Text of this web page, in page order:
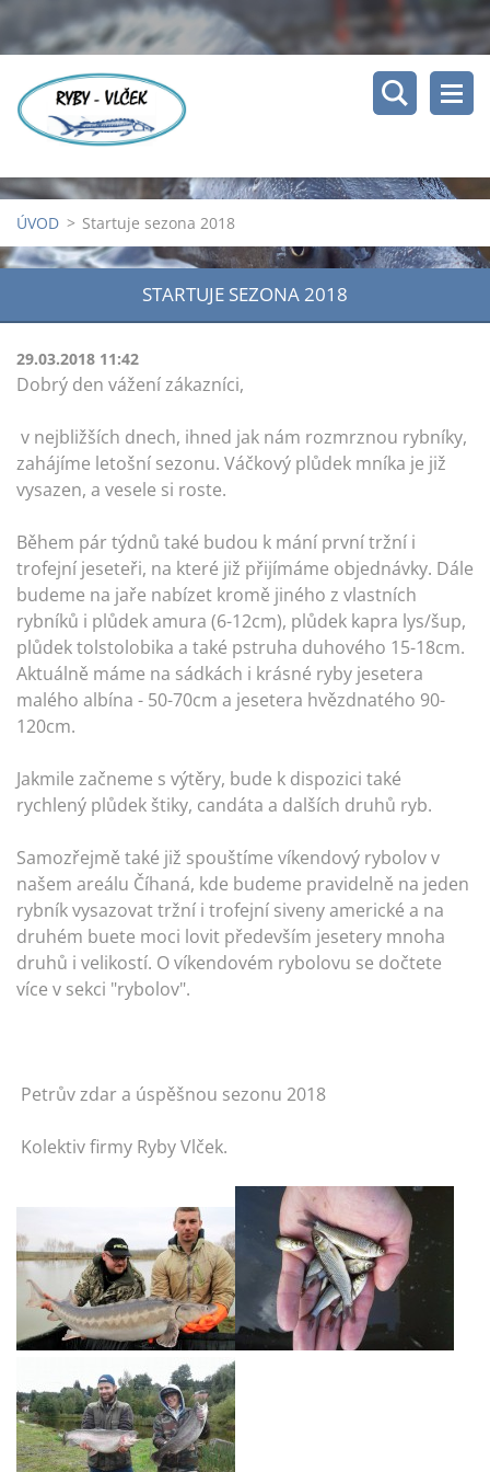
ÚVOD > Startuje sezona 2018
STARTUJE SEZONA 2018
29.03.2018 11:42
Dobrý den vážení zákazníci,
v nejbližších dnech, ihned jak nám rozmrznou rybníky,
zahájíme letošní sezonu. Váčkový plůdek mníka je již
vysazen, a vesele si roste.
Během pár týdnů také budou k mání první tržní i
trofejní jeseteři, na které již přijímáme objednávky. Dále
budeme na jaře nabízet kromě jiného z vlastních
rybníků i plůdek amura (6-12cm), plůdek kapra lys/šup,
plůdek tolstolobika a také pstruha duhového 15-18cm.
Aktuálně máme na sádkách i krásné ryby jesetera
malého albína - 50-70cm a jesetera hvězdnatého 90-
120cm.
Jakmile začneme s výtěry, bude k dispozici také
rychlený plůdek štiky, candáta a dalších druhů ryb.
Samozřejmě také již spouštíme víkendový rybolov v
našem areálu Číhaná, kde budeme pravidelně na jeden
rybník vysazovat tržní i trofejní siveny americké a na
druhém buete moci lovit především jesetery mnoha
druhů i velikostí. O víkendovém rybolovu se dočtete
více v sekci "rybolov".
Petrův zdar a úspěšnou sezonu 2018
Kolektiv firmy Ryby Vlček.